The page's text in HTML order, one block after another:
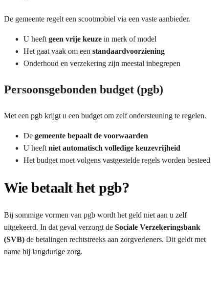
De gemeente regelt een scootmobiel via een vaste aanbieder.
U heeft geen vrije keuze in merk of model
Het gaat vaak om een standaardvoorziening
Onderhoud en verzekering zijn meestal inbegrepen
Persoonsgebonden budget (pgb)
Met een pgb krijgt u een budget om zelf ondersteuning te regelen.
De gemeente bepaalt de voorwaarden
U heeft niet automatisch volledige keuzevrijheid
Het budget moet volgens vastgestelde regels worden besteed
Wie betaalt het pgb?
Bij sommige vormen van pgb wordt het geld niet aan u zelf
uitgekeerd. In dat geval verzorgt de Sociale Verzekeringsbank
(SVB) de betalingen rechtstreeks aan zorgverleners. Dit geldt met
name bij langdurige zorg.